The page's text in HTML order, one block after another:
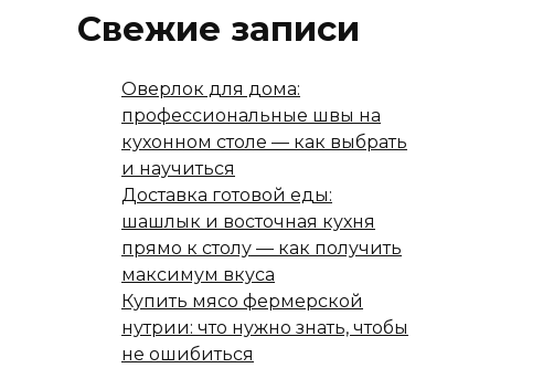
Свежие записи
Оверлок для дома:
профессиональные швы на
кухонном столе — как выбрать
и научиться
Доставка готовой еды:
шашлык и восточная кухня
прямо к столу — как получить
максимум вкуса
Купить мясо фермерской
нутрии: что нужно знать, чтобы
не ошибиться